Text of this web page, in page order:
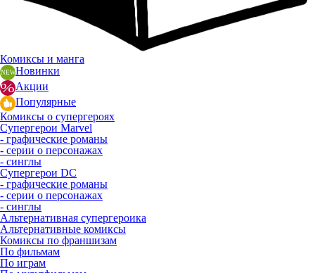
Комиксы и манга
Новинки
Акции
Популярные
Комиксы о супергероях
Супергерои Marvel
- графические романы
- серии о персонажах
- синглы
Супергерои DC
- графические романы
- серии о персонажах
- синглы
Альтернативная супергероика
Альтернативные комиксы
Комиксы по франшизам
По фильмам
По играм